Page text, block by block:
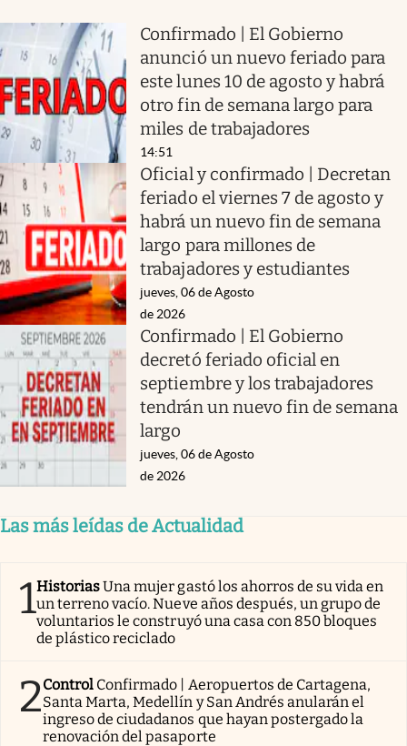
Confirmado | El Gobierno
anunció un nuevo feriado para
este lunes 10 de agosto y habrá
otro fin de semana largo para
miles de trabajadores
14:51
Oficial y confirmado | Decretan
feriado el viernes 7 de agosto y
habrá un nuevo fin de semana
largo para millones de
trabajadores y estudiantes
jueves, 06 de Agosto
de 2026
Confirmado | El Gobierno
decretó feriado oficial en
septiembre y los trabajadores
tendrán un nuevo fin de semana
largo
jueves, 06 de Agosto
de 2026
Las más leídas de Actualidad
1HistoriasUna mujer gastó los ahorros de su vida en
un terreno vacío. Nueve años después, un grupo de
voluntarios le construyó una casa con 850 bloques
de plástico reciclado
2Control Confirmado | Aeropuertos de Cartagena,
Santa Marta, Medellín y San Andrés anularán el
ingreso de ciudadanos que hayan postergado la
renovación del pasaporte